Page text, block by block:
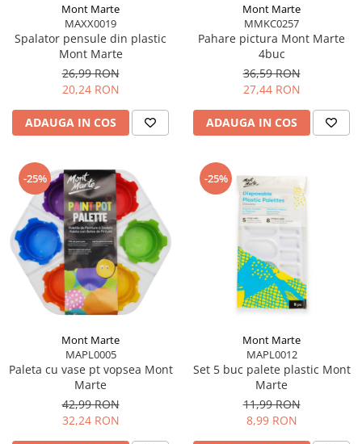
Mont Marte
MAXX0019
Spalator pensule din plastic
Mont Marte
26,99 RON
20,24 RON
ADAUGA IN COS
Mont Marte
MMKC0257
Pahare pictura Mont Marte
4buc
36,59 RON
27,44 RON
ADAUGA IN COS
-25%
Mont Marte
MAPL0005
Paleta cu vase pt vopsea Mont
Marte
42,99 RON
32,24 RON
-25%
Mont Marte
MAPL0012
Set 5 buc palete plastic Mont
Marte
11,99 RON
8,99 RON